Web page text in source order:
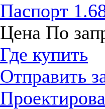
Паспорт
Цена По
Где купить
Отправить